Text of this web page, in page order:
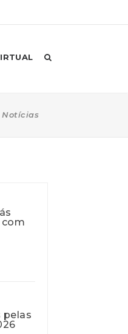
Notícias
com
pelas